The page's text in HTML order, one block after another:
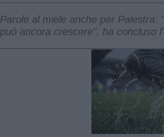
Parole al miele anche per Palestra:
può ancora crescere", ha concluso
Unmute
Loaded: